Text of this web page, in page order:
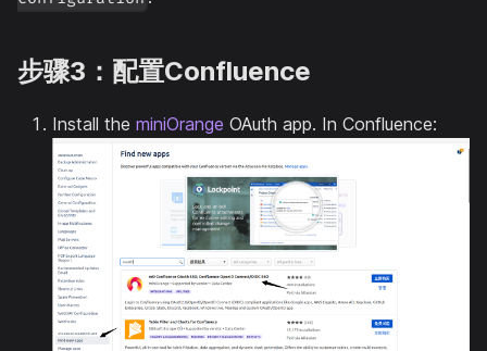
步骤3：配置Confluence
Install the miniOrange OAuth app. In Confluence: